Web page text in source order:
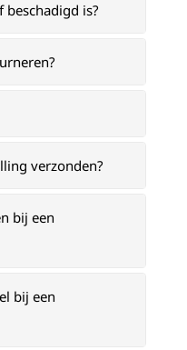
beschadigd is?
verzonden?
bij een
bij een